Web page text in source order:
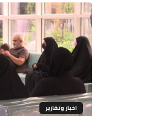
اخبار وتقارير